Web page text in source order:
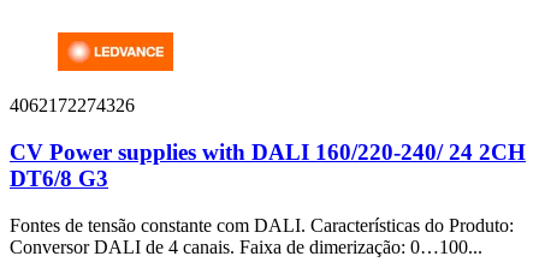
4062172274326
CV Power supplies with DALI 160/220-240/ 24 2CH
DT6/8 G3
Fontes de tensão constante com DALI. Características do Produto:
Conversor DALI de 4 canais. Faixa de dimerização: 0…100...